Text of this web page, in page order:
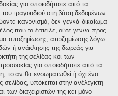
για οποιοδήποτε από τα
τραγουδιού στη βάση δεδομένων
κανονισμό, δεν γεννά δικαίωμα
που το έστειλε, ούτε γεννά προς
αποζημίωσης, αποζημίωσης λόγω
ή ανάκλησης της δωρεάς για
της σελίδας και των
για οποιοδήποτε από τα
το αν θα ενσωματωθεί ή όχι ένα
υπόκειται στην ανέλεγκτη
των διαχειριστών της και μόνο